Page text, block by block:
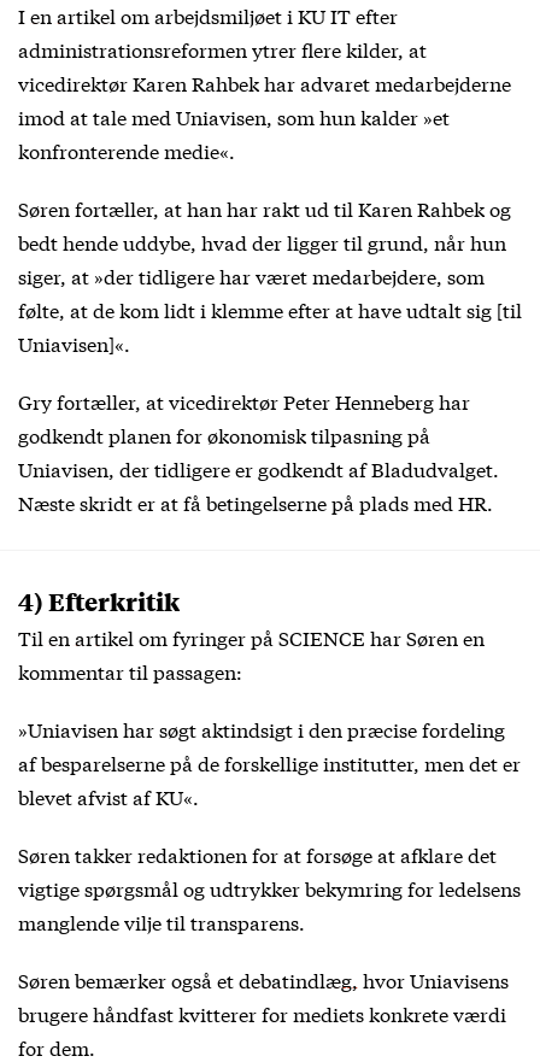
Ien artikel om arbejdsmiljøet i KU IT efter
administrationsreformen ytrer flere kilder, at
vicedirektør Karen Rahbek har advaret medarbejderne
imod at tale med Uniavisen, som hun kalder »et
konfronterende medie«.
Søren fortæller, at han har rakt ud til Karen Rahbek og
bedt hende uddybe, hvad der ligger til grund, når hun
siger, at »der tidligere har været medarbejdere, som
følte, at de kom lidt i klemme efter at have udtalt sig [til
Uniavisen]«.
Gry fortæller, at vicedirektør Peter Henneberg har
godkendt planen for økonomisk tilpasning på
Uniavisen, der tidligere er godkendt af Bladudvalget.
Næste skridt er at få betingelserne på plads med HR.
4) Efterkritik
Til en artikel om fyringer på SCIENCE har Søren en
kommentar til passagen:
»Uniavisen har søgt aktindsigt i den præcise fordeling
af besparelserne på de forskellige institutter, men det er
blevet afvist af KU«.
Søren takker redaktionen for at forsøge at afklare det
vigtige spørgsmål og udtrykker bekymring for ledelsens
manglende vilje til transparens.
Søren bemærker også etdebatindlæg, hvor Uniavisens
brugere håndfast kvitterer for mediets konkrete værdi
for dem.